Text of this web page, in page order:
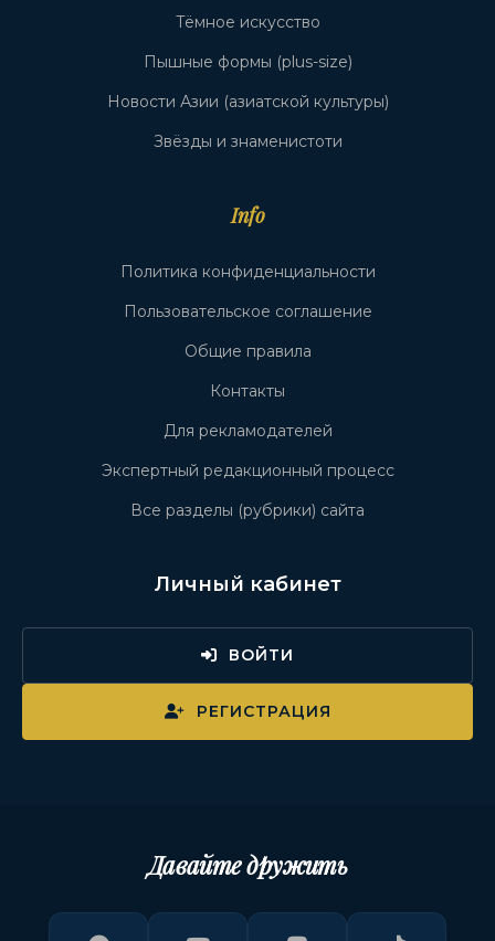
Тёмное искусство
Пышные формы (plus-size)
Новости Азии (азиатской культуры)
Звёзды и знаменистоти
Info
Политика конфиденциальности
Пользовательское соглашение
Общие правила
Контакты
Для рекламодателей
Экспертный редакционный процесс
Все разделы (рубрики) сайта
Личный кабинет
ВОЙТИ
РЕГИСТРАЦИЯ
Давайте дружить